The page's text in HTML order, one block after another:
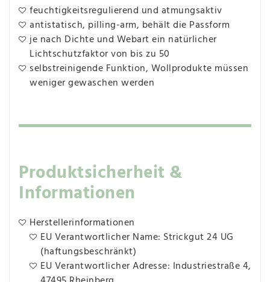
feuchtigkeitsregulierend und atmungsaktiv
antistatisch, pilling-arm, behält die Passform
je nach Dichte und Webart ein natürlicher
Lichtschutzfaktor von bis zu 50
selbstreinigende Funktion, Wollprodukte müssen
weniger gewaschen werden
Produktsicherheit &
Informationen
Herstellerinformationen
EU Verantwortlicher Name: Strickgut 24 UG
(haftungsbeschränkt)
EU Verantwortlicher Adresse: Industriestraße 4,